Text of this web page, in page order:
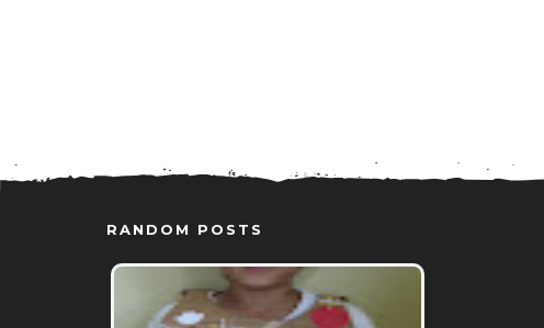
RANDOM POSTS